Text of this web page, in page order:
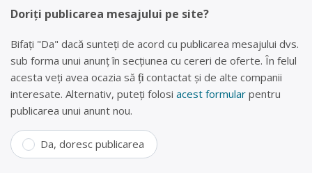
Doriți publicarea mesajului pe site?
Bifați "Da" dacă sunteți de acord cu publicarea mesajului dvs.
sub forma unui anunț în secțiunea cu cereri de oferte. În felul
acesta veți avea ocazia să fiți contactat și de alte companii
interesate. Alternativ, puteți folosi acest formular pentru
publicarea unui anunt nou.
Da, doresc publicarea